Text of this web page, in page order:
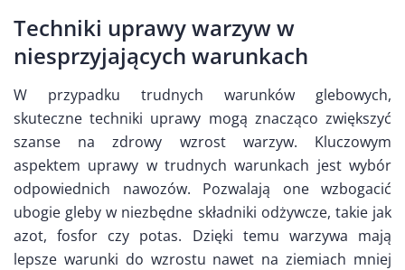
Techniki uprawy warzyw w
niesprzyjających warunkach
W przypadku trudnych warunków glebowych,
skuteczne techniki uprawy mogą znacząco zwiększyć
szanse na zdrowy wzrost warzyw. Kluczowym
aspektem uprawy w trudnych warunkach jest wybór
odpowiednich nawozów. Pozwalają one wzbogacić
ubogie gleby w niezbędne składniki odżywcze, takie jak
azot, fosfor czy potas. Dzięki temu warzywa mają
lepsze warunki do wzrostu nawet na ziemiach mniej